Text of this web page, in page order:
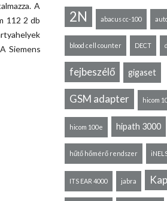
A
112 2 db
Siemens
2N abacus cc-100
blood cell counter DECT
fejbeszélő gigaset
GSM adapter hicom
hicom 100e hipath 3000
hűtő hőmérő rendszer
ITS EAR 4000 jabra